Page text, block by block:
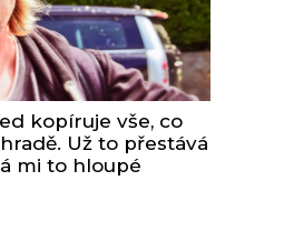
kopíruje vše, co
Už to přestává
mi to hloupé